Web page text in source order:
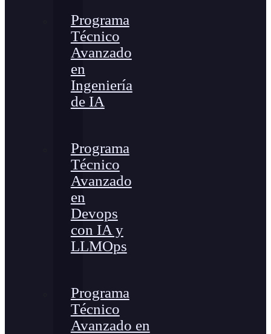
Programa
Técnico
Avanzado
en
Ingeniería
de IA
Programa
Técnico
Avanzado
en
Devops
con IA y
LLMOps
Programa
Técnico
Avanzado en